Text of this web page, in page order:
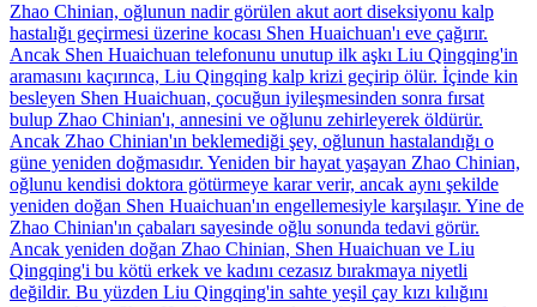
Zhao Chinian, oğlunun nadir görülen akut aort diseksiyonu kalp
hastalığı geçirmesi üzerine kocası Shen Huaichuan'ı eve çağırır.
Ancak Shen Huaichuan telefonunu unutup ilk aşkı Liu Qingqing'in
aramasını kaçırınca, Liu Qingqing kalp krizi geçirip ölür. İçinde kin
besleyen Shen Huaichuan, çocuğun iyileşmesinden sonra fırsat
bulup Zhao Chinian'ı, annesini ve oğlunu zehirleyerek öldürür.
Ancak Zhao Chinian'ın beklemediği şey, oğlunun hastalandığı o
güne yeniden doğmasıdır. Yeniden bir hayat yaşayan Zhao Chinian,
oğlunu kendisi doktora götürmeye karar verir, ancak aynı şekilde
yeniden doğan Shen Huaichuan'ın engellemesiyle karşılaşır. Yine de
Zhao Chinian'ın çabaları sayesinde oğlu sonunda tedavi görür.
Ancak yeniden doğan Zhao Chinian, Shen Huaichuan ve Liu
Qingqing'i bu kötü erkek ve kadını cezasız bırakmaya niyetli
değildir. Bu yüzden Liu Qingqing'in sahte yeşil çay kızı kılığını